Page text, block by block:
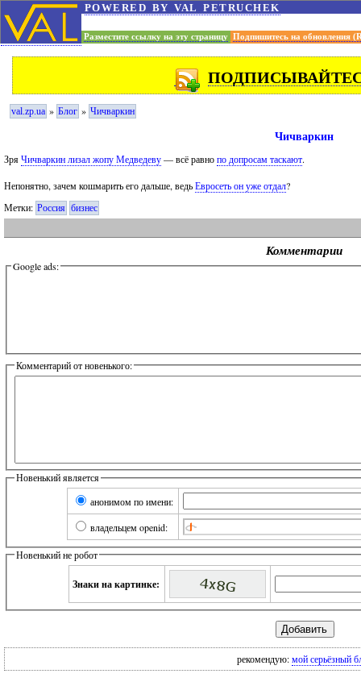
powered by val petruchek
Разместите ссылку на эту страницу Подпишитесь на обновления
val.zp.ua » Блог » Чичваркин
Чичваркин
ЗряЧичваркин лизал жопу Медведеву— всё равнопо допросам таскают.
Непонятно, зачем кошмарить его дальше, ведьЕвросеть он уже отдал?
Метки: Россия бизнес
Комментарии
Google ads:
Комментарий от новенького:
Новенький является
анонимом по имени:
владельцем openid:
Новенький не робот
Знаки на картинке:
рекомендую: мой серьёзный